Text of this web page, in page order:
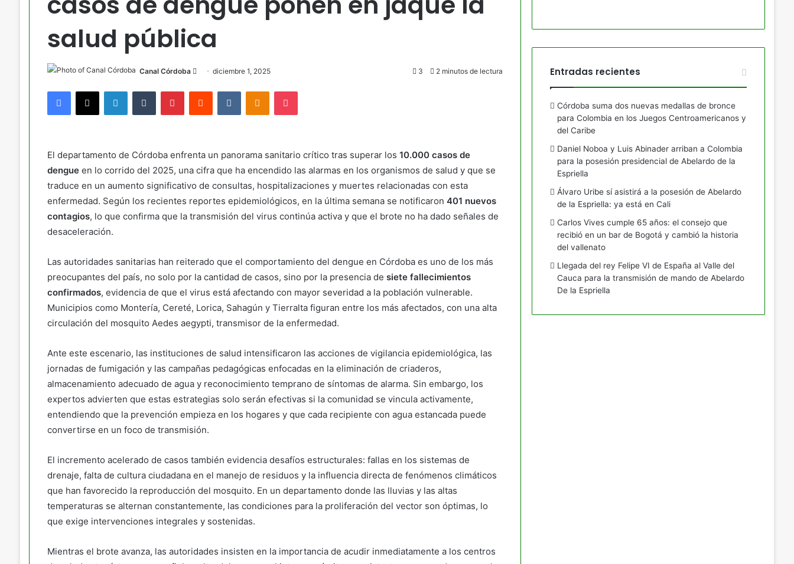
salud pública
Canal Córdoba Send
email
diciembre 1, 2025 3 2 minutos de lectura
Facebook
X LinkedInTumblr PinterestReddit VKontakteOdnoklassniki
Pocket
El departamento de Córdoba enfrenta un panorama sanitario crítico tras superar los 10.000 casos de
dengueen lo corrido del 2025, una cifra que ha encendido las alarmas en los organismos de salud y que se
traduce en un aumento significativo de consultas, hospitalizaciones y muertes relacionadas con esta
enfermedad. Según los recientes reportes epidemiológicos, en la última semana se notificaron 401 nuevos
contagios, lo que confirma que la transmisión del virus continúa activa y que el brote no ha dado señales de
desaceleración.
Las autoridades sanitarias han reiterado que el comportamiento del dengue en Córdoba es uno de los más
preocupantes del país, no solo por la cantidad de casos, sino por la presencia de siete fallecimientos
confirmados, evidencia de que el virus está afectando con mayor severidad a la población vulnerable.
Municipios como Montería, Cereté, Lorica, Sahagún y Tierralta figuran entre los más afectados, con una alta
circulación del mosquito Aedes aegypti, transmisor de la enfermedad.
Ante este escenario, las instituciones de salud intensificaron las acciones de vigilancia epidemiológica, las
jornadas de fumigación y las campañas pedagógicas enfocadas en la eliminación de criaderos,
almacenamiento adecuado de agua y reconocimiento temprano de síntomas de alarma. Sin embargo, los
expertos advierten que estas estrategias solo serán efectivas si la comunidad se vincula activamente,
entendiendo que la prevención empieza en los hogares y que cada recipiente con agua estancada puede
convertirse en un foco de transmisión.
El incremento acelerado de casos también evidencia desafíos estructurales: fallas en los sistemas de
drenaje, falta de cultura ciudadana en el manejo de residuos y la influencia directa de fenómenos climáticos
que han favorecido la reproducción del mosquito. En un departamento donde las lluvias y las altas
temperaturas se alternan constantemente, las condiciones para la proliferación del vector son óptimas, lo
que exige intervenciones integrales y sostenidas.
Mientras el brote avanza, las autoridades insisten en la importancia de acudir inmediatamente a los centros
Entradas recientes
Córdoba suma dos nuevas medallas de bronce
para Colombia en los Juegos Centroamericanos y
del Caribe
Daniel Noboa y Luis Abinader arriban a Colombia
para la posesión presidencial de Abelardo de la
Espriella
Álvaro Uribe sí asistirá a la posesión de Abelardo
de la Espriella: ya está en Cali
Carlos Vives cumple 65 años: el consejo que
recibió en un bar de Bogotá y cambió la historia
del vallenato
Llegada del rey Felipe VI de España al Valle del
Cauca para la transmisión de mando de Abelardo
De la Espriella